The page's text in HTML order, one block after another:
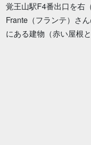
覚王山駅F4番出口を右
Frante（フランテ）さ
にある建物（赤い屋根